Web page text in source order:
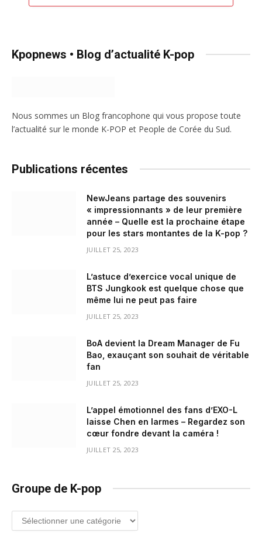
Kpopnews • Blog d’actualité K-pop
Nous sommes un Blog francophone qui vous propose toute
l’actualité sur le monde K-POP et People de Corée du Sud.
Publications récentes
NewJeans partage des souvenirs
« impressionnants » de leur première
année – Quelle est la prochaine étape
pour les stars montantes de la K-pop ?
JUILLET 25, 2023
L’astuce d’exercice vocal unique de
BTS Jungkook est quelque chose que
même lui ne peut pas faire
JUILLET 25, 2023
BoA devient la Dream Manager de Fu
Bao, exauçant son souhait de véritable
fan
JUILLET 25, 2023
L’appel émotionnel des fans d’EXO-L
laisse Chen en larmes – Regardez son
cœur fondre devant la caméra !
JUILLET 25, 2023
Groupe de K-pop
Groupe
de